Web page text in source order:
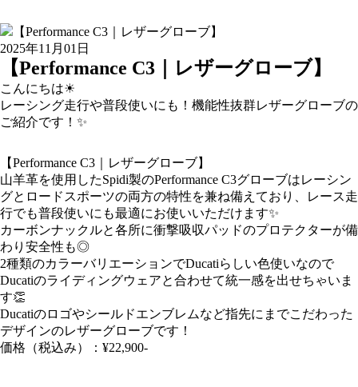
2025年11月01日
【Performance C3｜レザーグローブ】
こんにちは☀
レーシング走行や普段使いにも！機能性抜群レザーグローブの
ご紹介です！✨️
【Performance C3｜レザーグローブ】
山羊革を使用したSpidi製のPerformance C3グローブはレーシン
グとロードスポーツの両方の特性を兼ね備えており、レース走
行でも普段使いにも最適にお使いいただけます✨️
カーボンナックルと各所に衝撃吸収パッドのプロテクターが備
わり安全性も◎
2種類のカラーバリエーションでDucatiらしい色使いなので
Ducatiのライディングウェアと合わせて統一感を出せちゃいま
す👏
Ducatiのロゴやシールドエンブレムなど指先にまでこだわった
デザインのレザーグローブです！
価格（税込み）：¥22,900-